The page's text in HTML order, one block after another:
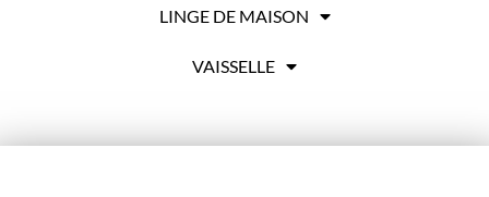
LINGE DE MAISON
VAISSELLE